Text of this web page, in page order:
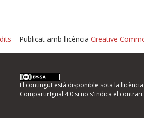
d'errors
següents i descriviu quina és la millora que
– Publicat amb llicència Creative
El contingut està disponible sota la llicència
CompartirIgual 4.0si no s'indica el contrari.